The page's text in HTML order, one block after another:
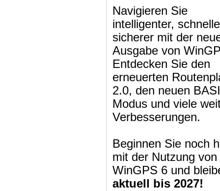
Navigieren Sie
intelligenter,
sicherer mit der
Ausgabe von
Entdecken Sie den
erneuerten
2.0, den neuen
Modus und viele
Verbesserungen.
Beginnen Sie noch
mit der Nutzung von
WinGPS 6 und
aktuell bis 2027!